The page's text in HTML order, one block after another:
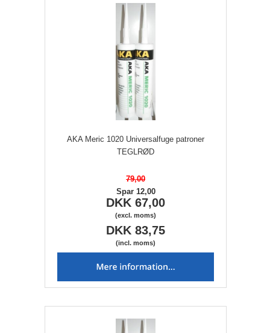
AKA Meric 1020 Universalfuge patroner
TEGLRØD
79,00
Spar 12,00
DKK 67,00
(excl. moms)
DKK 83,75
(incl. moms)